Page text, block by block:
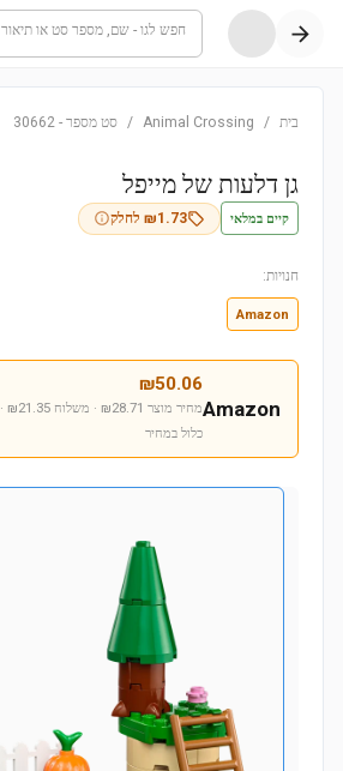
חפש לגו - שם, מספר סט או תיאור
בית /
Animal Crossing
/ סט מספר -
30662
גן דלעות של מייפל
קיים במלאי ₪1.73 לחלק
חנויות:
Amazon
Amazon
₪50.06
מחיר מוצר ₪28.71 · משלוח ₪21.35 · מכס ₪0
כלול במחיר